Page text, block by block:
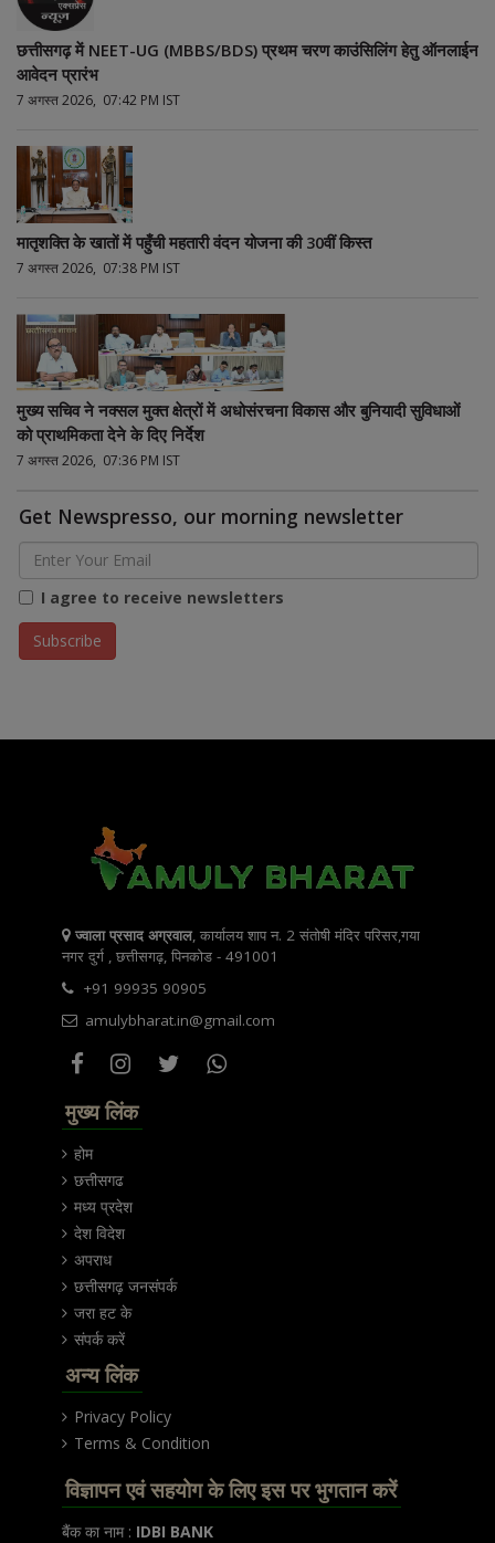
छत्तीसगढ़ में NEET-UG (MBBS/BDS) प्रथम चरण काउंसिलिंग हेतु ऑनलाईन
आवेदन प्रारंभ
7 अगस्त 2026, 07:42 PM IST
मातृशक्ति के खातों में पहुँची महतारी वंदन योजना की 30वीं किस्त
7 अगस्त 2026, 07:38 PM IST
मुख्य सचिव ने नक्सल मुक्त क्षेत्रों में अधोसंरचना विकास और बुनियादी सुविधाओं
को प्राथमिकता देने के दिए निर्देश
7 अगस्त 2026, 07:36 PM IST
Get Newspresso, our morning newsletter
I agree to receive newsletters
ज्वाला प्रसाद अग्रवाल, कार्यालय शाप न. 2 संतोषी मंदिर परिसर,गया
नगर दुर्ग , छत्तीसगढ़, पिनकोड - 491001
+91 99935 90905
amulybharat.in@gmail.com
मुख्य लिंक
होम
छत्तीसगढ
मध्य प्रदेश
देश विदेश
अपराध
छत्तीसगढ़ जनसंपर्क
जरा हट के
संपर्क करें
अन्य लिंक
Privacy Policy
Terms & Condition
विज्ञापन एवं सहयोग के लिए इस पर भुगतान करें
बैंक का नाम : IDBI BANK